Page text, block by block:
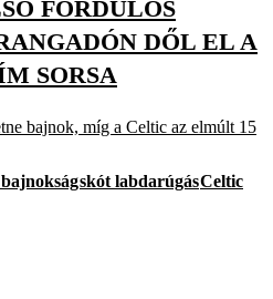
FORDULÓS
DŐL EL A
SORSA
bajnok, míg a Celtic az elmúlt 15
skót labdarúgásCeltic